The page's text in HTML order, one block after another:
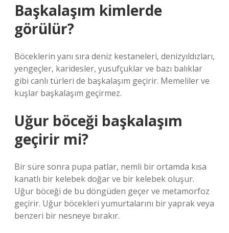
Başkalaşım kimlerde
görülür?
Böceklerin yanı sıra deniz kestaneleri, denizyıldızları,
yengeçler, karidesler, yusufçuklar ve bazı balıklar
gibi canlı türleri de başkalaşım geçirir. Memeliler ve
kuşlar başkalaşım geçirmez.
Uğur böceği başkalaşım
geçirir mi?
Bir süre sonra pupa patlar, nemli bir ortamda kısa
kanatlı bir kelebek doğar ve bir kelebek oluşur.
Uğur böceği de bu döngüden geçer ve metamorfoz
geçirir. Uğur böcekleri yumurtalarını bir yaprak veya
benzeri bir nesneye bırakır.